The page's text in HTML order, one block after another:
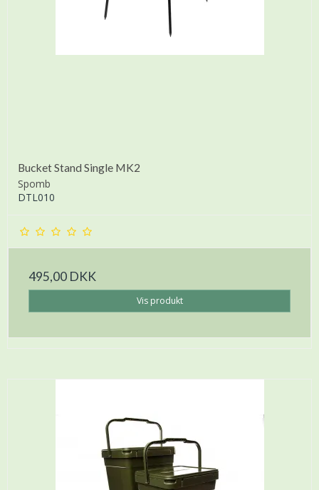
Bucket Stand Single MK2
Spomb
DTL010
495,00 DKK
Vis produkt